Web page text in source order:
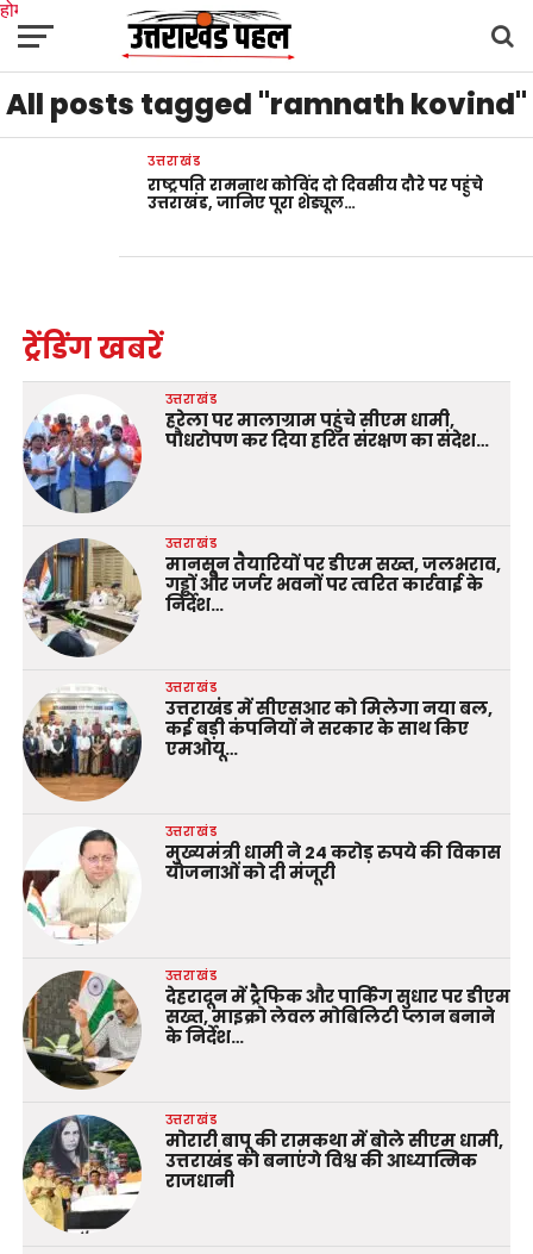
होम
उत्तराखंडअल्मोड़ाउत्तरकाशीउधम सिंह नगरचंपावतचमोलीटिहरी गढ़वाल
देहरादूननैनीतालपिथौरागढ़पौड़ी गढ़वाल बागेश्वररुद्रप्रयागहरिद्वारदेशदुनिया
मनोरंजन
All posts tagged "ramnath kovind"
उत्तराखंड
राष्ट्रपति रामनाथ कोविंद दो दिवसीय दौरे पर पहुंचे
उत्तराखंड, जानिए पूरा शेड्यूल…
ट्रेंडिंग खबरें
उत्तराखंड
हरेला पर मालाग्राम पहुंचे सीएम धामी,
पौधरोपण कर दिया हरित संरक्षण का संदेश…
उत्तराखंड
मानसून तैयारियों पर डीएम सख्त, जलभराव,
गड्ढों और जर्जर भवनों पर त्वरित कार्रवाई के
निर्देश…
उत्तराखंड
उत्तराखंड में सीएसआर को मिलेगा नया बल,
कई बड़ी कंपनियों ने सरकार के साथ किए
एमओयू…
उत्तराखंड
मुख्यमंत्री धामी ने 24 करोड़ रुपये की विकास
योजनाओं को दी मंजूरी
उत्तराखंड
देहरादून में ट्रैफिक और पार्किंग सुधार पर डीएम
सख्त, माइक्रो लेवल मोबिलिटी प्लान बनाने
के निर्देश…
उत्तराखंड
मोरारी बापू की रामकथा में बोले सीएम धामी,
उत्तराखंड को बनाएंगे विश्व की आध्यात्मिक
राजधानी